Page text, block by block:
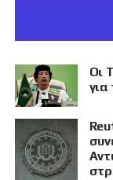
Οι
για